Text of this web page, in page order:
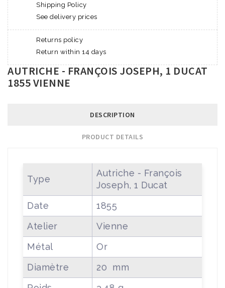
Shipping Policy
See delivery prices
Returns policy
Return within 14 days
AUTRICHE - FRANÇOIS JOSEPH, 1 DUCAT
1855 VIENNE
DESCRIPTION
PRODUCT DETAILS
Type
Autriche - François
Joseph, 1 Ducat
Date
1855
Atelier
Vienne
Métal
Or
Diamètre
20 mm